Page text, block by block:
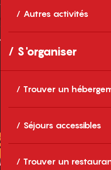
Autres activités
S'organiser
Trouver un
Séjours accessibles
Trouver un
Europe